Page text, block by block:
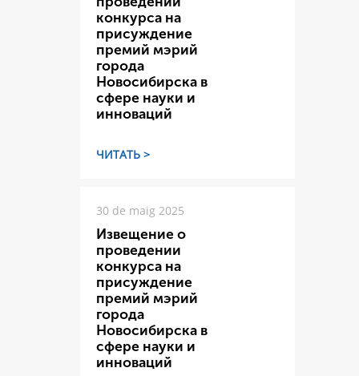
конкурса на
присуждение
премий мэрий
города
Новосибирска в
сфере науки и
инноваций
ЧИТАТЬ >
30 de maig 2025
Извещение о
проведении
конкурса на
присуждение
премий мэрий
города
Новосибирска в
сфере науки и
инноваций